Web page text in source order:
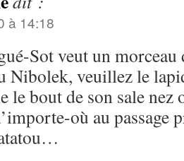
à 14:18
Sot veut un
Nibolek, veuillez le
le bout de son sale
où au passage